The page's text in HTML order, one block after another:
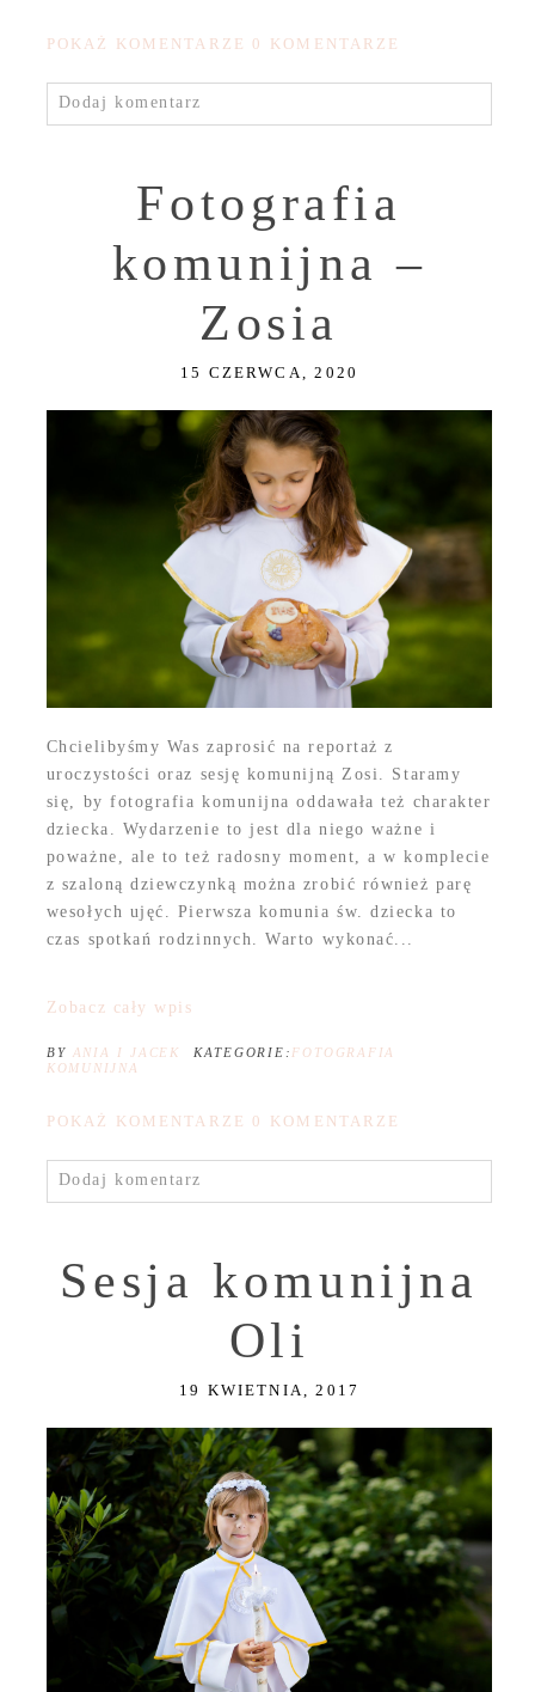
POKAŻ KOMENTARZE 0 KOMENTARZE
Dodaj komentarz
Fotografia
komunijna –
Zosia
15 CZERWCA, 2020
Chcielibyśmy Was zaprosić na reportaż z
uroczystości oraz sesję komunijną Zosi. Staramy
się, by fotografia komunijna oddawała też charakter
dziecka. Wydarzenie to jest dla niego ważne i
poważne, ale to też radosny moment, a w komplecie
z szaloną dziewczynką można zrobić również parę
wesołych ujęć. Pierwsza komunia św. dziecka to
czas spotkań rodzinnych. Warto wykonać...
Zobacz cały wpis
BY ANIA I JACEK KATEGORIE: FOTOGRAFIA
KOMUNIJNA
POKAŻ KOMENTARZE 0 KOMENTARZE
Dodaj komentarz
Sesja komunijna
Oli
19 KWIETNIA, 2017